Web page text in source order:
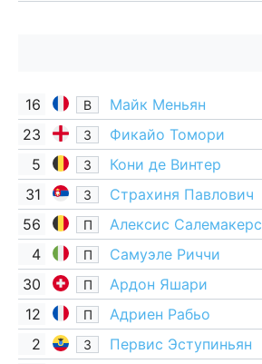
16 В Майк Меньян
23 З Фикайо Томори
5 З Кони де Винтер
31 З Страхиня Павлович
56 П Алексис Салемакерс
4 П Самуэле Риччи
30 П Ардон Яшари
12 П Адриен Рабьо
2 З Первис Эступиньян